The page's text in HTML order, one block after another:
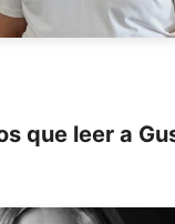
que leer a